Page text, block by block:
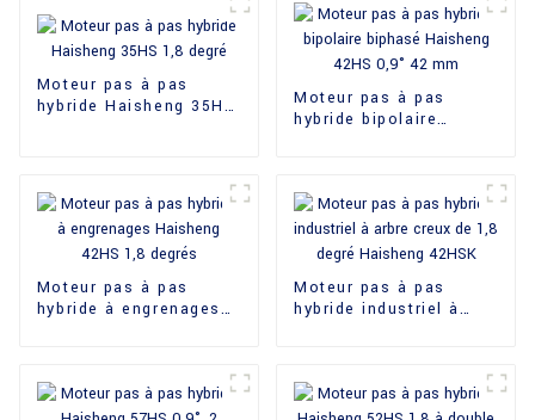
Moteur pas à pas
hybride Haisheng 35HS
Moteur pas à pas
hybride bipolaire
Moteur pas à pas
hybride à engrenages
Moteur pas à pas
hybride industriel à